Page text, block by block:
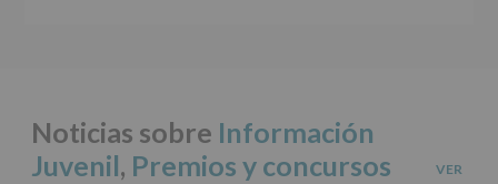
Información
adicional
Puede
Noticias sobre Información
Juvenil, Premios y concursos
VER